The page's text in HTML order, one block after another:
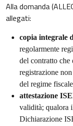
Alla domanda
allegati:
copia integrale
regolarmente
del contratto che
registrazione
del regime
attestazione
validità; qualora
Dichiarazione